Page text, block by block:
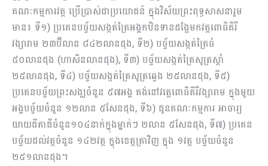
គណៈកម្មការវត្ត ប្រើប្រាស់ជាប្រយោជន៍ ក្នុងវិស័យព្រះពុទ្ធ​សាសនារួម
មាន៖ ទី១) ប្រគេនបច្ច័យសង្កត់ត្រៃអង្គកឋិនទានដង្ហែមកវត្តពោធិគិរី
វង្សារាម ២៣ប៊ីលាន ៨៤២លានដុង, ទី២) បច្ច័យសង្កត់ត្រៃធំ
៥០លានដុង (ហាសិនលានដុង), ទី៣) បច្ច័យសង្កត់ត្រៃសូត្រស្តាំ
២៥លានដុង, ទី៤) បច្ច័យសង្កត់ត្រៃសូត្រឆ្វេង ២៥លានដុង, ទី៥)
ប្រគេនបច្ច័យព្រះសង្ឃចំនួន ៥៧អង្គ គង់នៅវត្តេពោធិគិរីវង្សារាម ក្នុងមួយ
អង្គបច្ច័យចំនួន ១២លាន ៥សែនដុង, ទី៦) ជូនគណៈកម្មការ អាចារ្យ
យាយជីតាជីចំនួន១០៤នាក់ក្នុងម្នាក់ៗ ២លាន ៥សែនដុង, ទី៧) ប្រគេន
បច្ច័យដល់វត្តចំនួន ១៤២វត្ត ក្នុងខេត្តត្រាវិញ ក្នុង ១វត្ត បច្ច័យចំនួន
២៥១លានដុង។